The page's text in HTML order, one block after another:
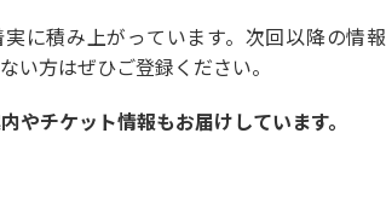
に積み上がっています。次回以降の情報
い方はぜひご登録ください。
チケット情報もお届けしています。